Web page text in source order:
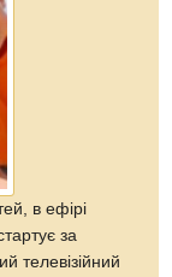
в ефірі
за
телевізійний